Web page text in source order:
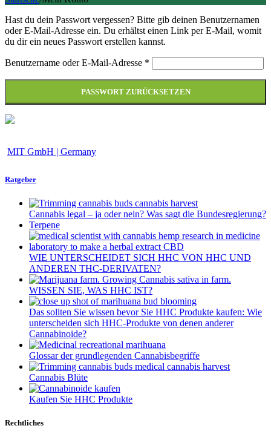
Hast du dein Passwort vergessen? Bitte gib deinen Benutzernamen
oder E-Mail-Adresse ein. Du erhältst einen Link per E-Mail, womit
du dir ein neues Passwort erstellen kannst.
Benutzername oder E-Mail-Adresse *
PASSWORT ZURÜCKSETZEN
MIT GmbH | Germany
Ratgeber
Cannabis legal – ja oder nein? Was sagt die Bundesregierung?
Terpene
WIE UNTERSCHEIDET SICH HHC VON HHC UND
ANDEREN THC-DERIVATEN?
WISSEN SIE, WAS HHC IST?
Das sollten Sie wissen bevor Sie HHC Produkte kaufen: Wie
unterscheiden sich HHC-Produkte von denen anderer
Cannabinoide?
Glossar der grundlegenden Cannabisbegriffe
Cannabis Blüte
Kaufen Sie HHC Produkte
Rechtliches